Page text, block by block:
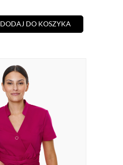
DODAJ DO KOSZYKA